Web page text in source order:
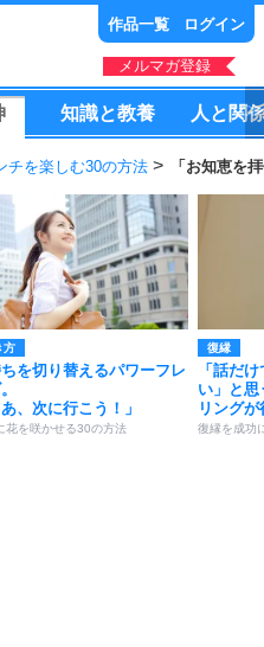
作品一覧 ログイン
メルマガ登録
知識と教養 人 と 関
チを楽しむ30の方法 「お知恵を
方
を切り替えるパワーフレ
あ、次に行こう！」
花を咲かせる30の方法
復縁
「話だ
い」と
リング
復縁を成功